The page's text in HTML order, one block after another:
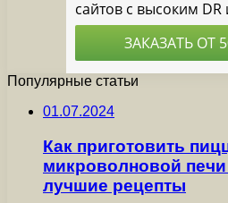
Популярные статьи
01.07.2024
Как приготовить
микроволновой
лучшие рецепты